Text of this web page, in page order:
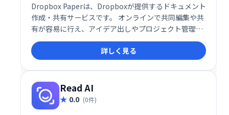
Dropbox Paperは、Dropboxが提供するドキュメント
作成・共有サービスです。 オンラインで共同編集や共
有が容易に行え、アイデア出しやプロジェクト管理に
最適です。 Dropboxとの連携もスムーズで、ファイル
の保存やアクセスも簡単です。 チームでの作業効率を
向上させたい方におすすめです。
詳しく見る
Read AI
0.0 (0件)